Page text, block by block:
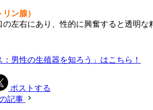
ン腺）
の左右にあり、性的に興奮すると透明
男性の生殖器を知ろう」はこちら！
ポストする
記事